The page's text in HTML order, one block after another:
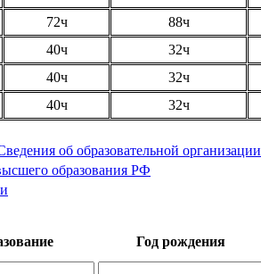
72ч 88ч
40ч 32ч
40ч 32ч
40ч 32ч
об образовательной организации
образования РФ
Год рождения